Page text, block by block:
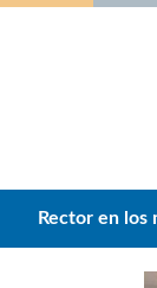
Rector en los